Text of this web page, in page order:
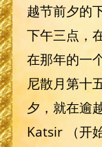
越节前夕的
下午三点，
在那年的一
尼散月第十
夕，就在逾
Katsir （开